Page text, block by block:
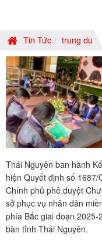
Tin Tức
trung du
Thái Nguyên ban hành
hiện Quyết định số
Chính phủ phê duyệt
sở phục vụ nhân dân
phía Bắc giai đoạn
bàn tỉnh Thái Nguyên.